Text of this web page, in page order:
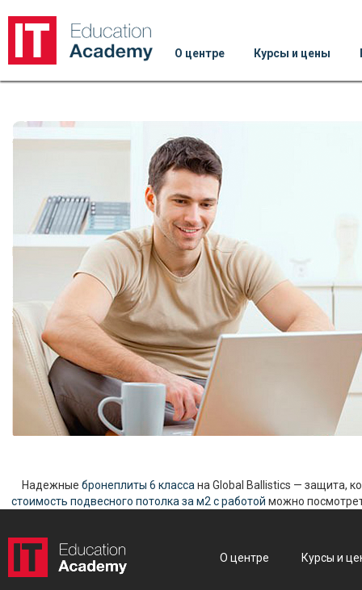
О центре Курсы и цены
Надежные бронеплиты 6 класса на Global Ballistics — защита,
стоимость подвесного потолка за м2 с работой можно
О центре Курсы и